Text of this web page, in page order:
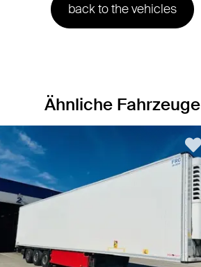
back to the vehicles
Ähnliche Fahrzeuge